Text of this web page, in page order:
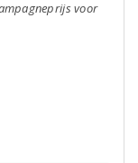
voor